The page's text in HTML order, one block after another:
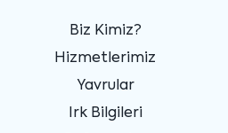
Biz Kimiz?
Hizmetlerimiz
Yavrular
Irk Bilgileri